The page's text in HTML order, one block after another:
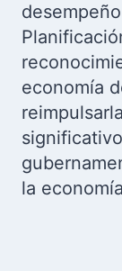
economía
la